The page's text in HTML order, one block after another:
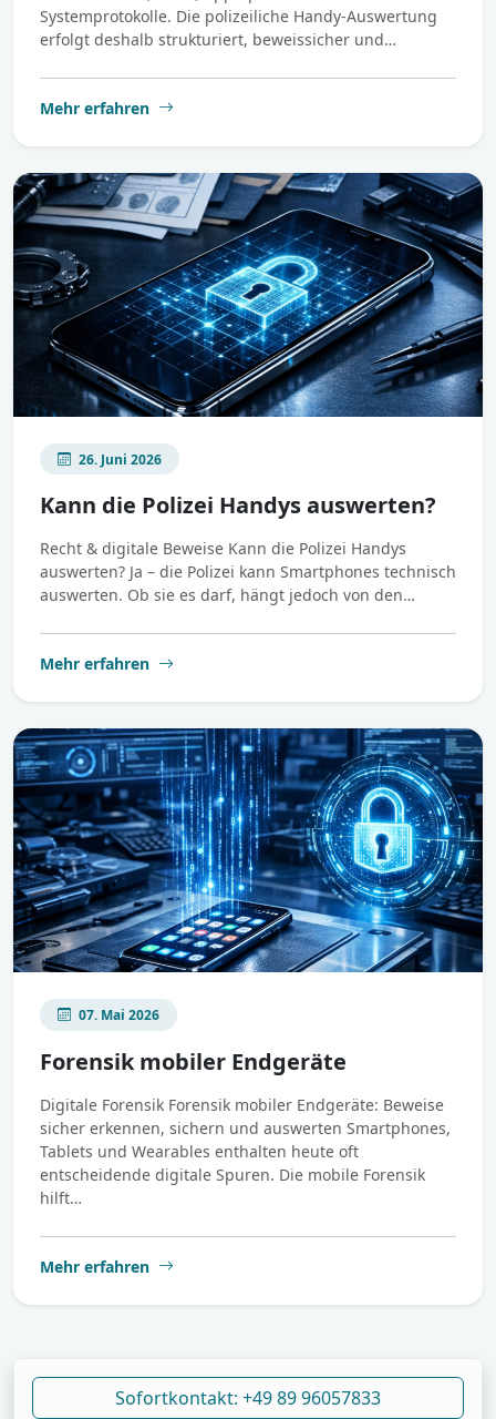
Systemprotokolle. Die polizeiliche Handy-Auswertung
erfolgt deshalb strukturiert, beweissicher und…
Mehr erfahren
26. Juni 2026
Kann die Polizei Handys auswerten?
Recht & digitale Beweise Kann die Polizei Handys
auswerten? Ja – die Polizei kann Smartphones technisch
auswerten. Ob sie es darf, hängt jedoch von den…
Mehr erfahren
07. Mai 2026
Forensik mobiler Endgeräte
Digitale Forensik Forensik mobiler Endgeräte: Beweise
sicher erkennen, sichern und auswerten Smartphones,
Tablets und Wearables enthalten heute oft
entscheidende digitale Spuren. Die mobile Forensik
hilft…
Mehr erfahren
Sofortkontakt: +49 89 96057833